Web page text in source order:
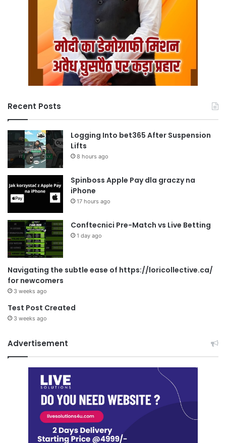
Recent Posts
Logging Into bet365 After Suspension
Lifts
8 hours ago
Spinboss Apple Pay dla graczy na
iPhone
17 hours ago
Conftecnici Pre-Match vs Live Betting
1 day ago
Navigating the subtle ease of https://loricollective.ca/
for newcomers
3 weeks ago
Test Post Created
3 weeks ago
Advertisement